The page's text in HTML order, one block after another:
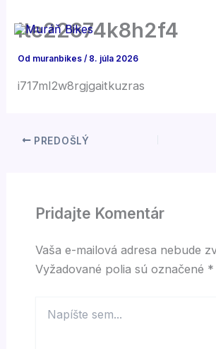
lte22674k8h2f4
Od muranbikes/ 8. júla 2026
i717ml2w8rgjgaitkuzras
PREDOŠLÝ
Pridajte Komentár
Vaša e-mailová adresa nebude
Vyžadované polia sú označené *
sem...